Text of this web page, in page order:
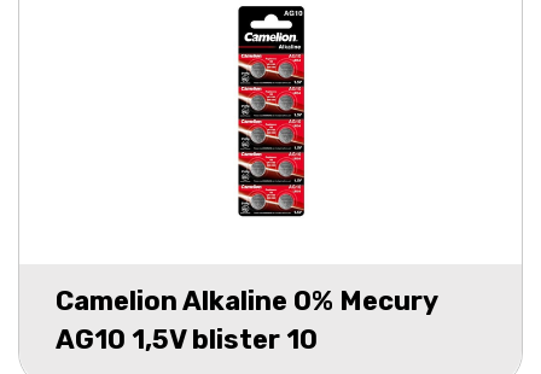
Camelion Alkaline 0% Mecury
AG10 1,5V blister 10